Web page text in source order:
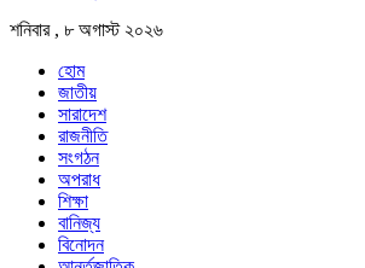
শনিবার , ৮ অগাস্ট ২০২৬
হোম
জাতীয়
সারাদেশ
রাজনীতি
সংগঠন
অপরাধ
শিক্ষা
বানিজ্য
বিনোদন